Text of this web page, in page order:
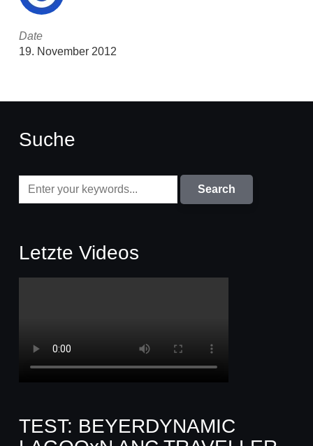
Date
19. November 2012
Suche
Letzte Videos
TEST: BEYERDYNAMIC